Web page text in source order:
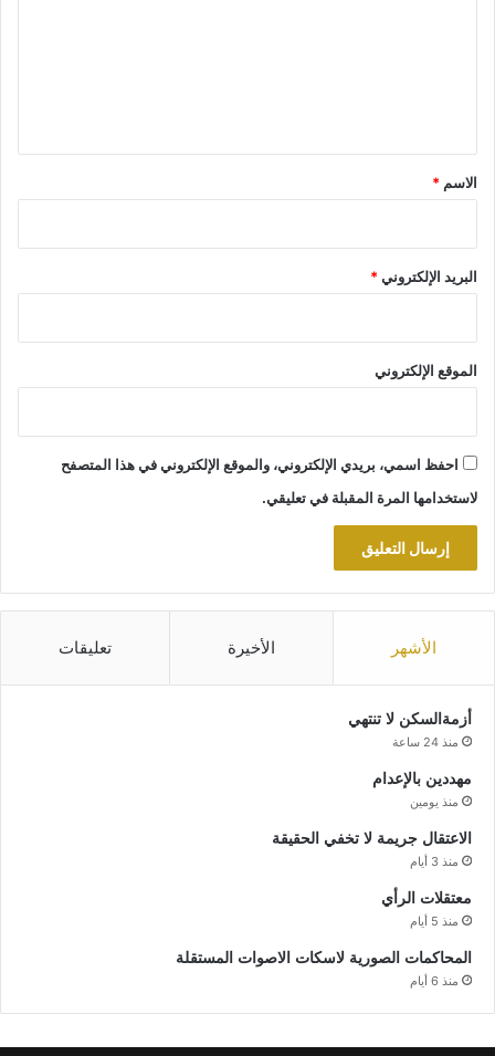
*
الاسم *
البريد الإلكتروني*
الموقع الإلكتروني
احفظ اسمي، بريدي الإلكتروني، والموقع الإلكتروني في هذا المتصفح
لاستخدامها المرة المقبلة في تعليقي.
الأشهر الأخيرة تعليقات
أزمةالسكن لا تنتهي
منذ 24 ساعة
مهددين بالإعدام
منذ يومين
الاعتقال جريمة لا تخفي الحقيقة
منذ 3 أيام
معتقلات الرأي
منذ 5 أيام
المحاكمات الصورية لاسكات الاصوات المستقلة
منذ 6 أيام